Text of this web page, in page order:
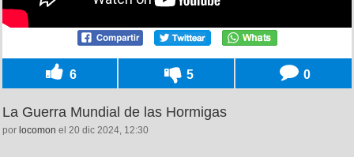
6 5 0
La Guerra Mundial de las Hormigas
por locomon el 20 dic 2024, 12:30